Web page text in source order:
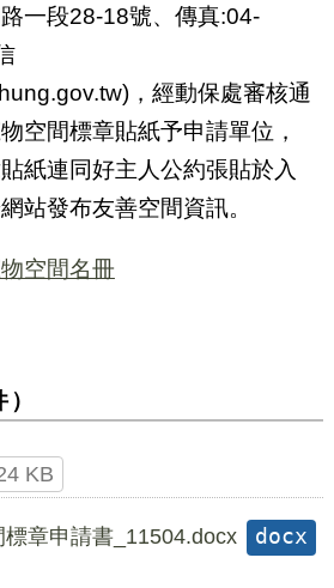
一段28-18號、傳真:04-
，經動保處審核通
空間標章貼紙予申請單位，
紙連同好主人公約張貼於入
站發布友善空間資訊。
空間名冊
KB
章申請書_11504.docx
docx